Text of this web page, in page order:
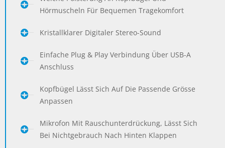
Hörmuscheln Für Bequemen Tragekomfort
Kristallklarer Digitaler Stereo-Sound
Einfache Plug & Play Verbindung Über USB-A
Anschluss
Kopfbügel Lässt Sich Auf Die Passende Grösse
Anpassen
Mikrofon Mit Rauschunterdrückung, Lässt Sich
Bei Nichtgebrauch Nach Hinten Klappen